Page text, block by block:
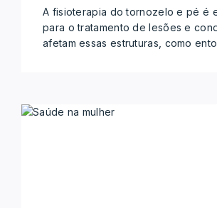
A fisioterapia do tornozelo e pé é
para o tratamento de lesões e
afetam essas estruturas, como